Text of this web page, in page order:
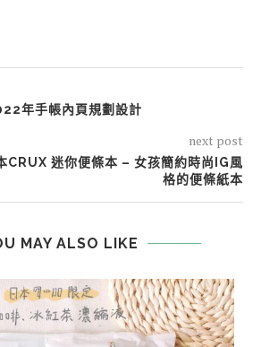
年手帳內頁規劃設計
next post
CRUX 迷你便條本 – 女孩簡約時尚IG風
格的便條紙本
MAY ALSO LIKE